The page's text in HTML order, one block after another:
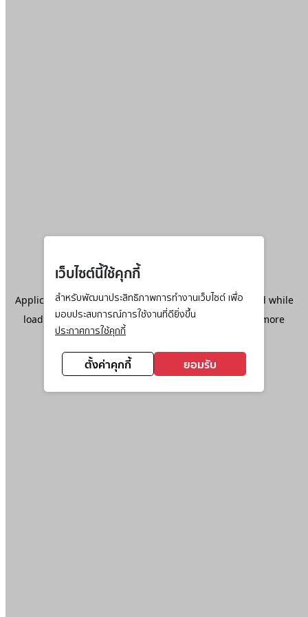
เว็บไซต์นี้ใช้คุกกี้
สำหรับพัฒนาประสิทธิภาพการทำงานเว็บไซต์ เพื่อ
มอบประสบการณ์การใช้งานที่ดียิ่งขึ้น
ประกาศการใช้คุกกี้
ตั้งค่าคุกกี้ ยอมรับ
Application error: aclient-side exception has occurred while
loadingwww.ktc.co.th(see the browser console
for more
information).